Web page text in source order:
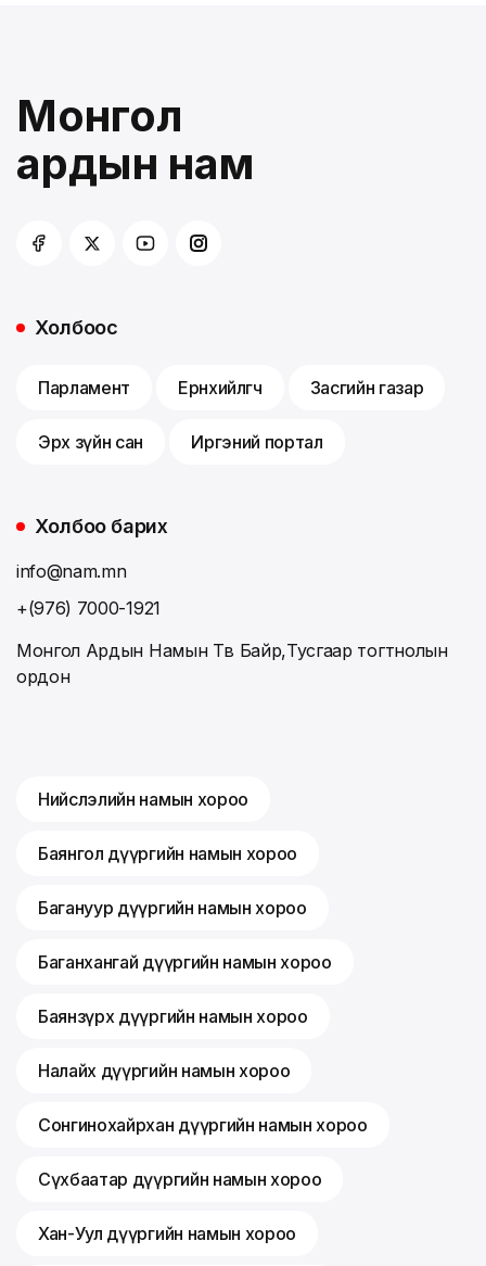
Монгол
ардын нам
Холбоос
Парламент Ерөнхийлөгч Засгийн газар
Эрх зүйн сан Иргэний портал
Холбоо барих
info@nam.mn
+(976) 7000-1921
Монгол Ардын Намын Төв Байр,Тусгаар тогтнолын
ордон
Нийслэлийн намын хороо
Баянгол дүүргийн намын хороо
Багануур дүүргийн намын хороо
Баганхангай дүүргийн намын хороо
Баянзүрх дүүргийн намын хороо
Налайх дүүргийн намын хороо
Сонгинохайрхан дүүргийн намын хороо
Сүхбаатар дүүргийн намын хороо
Хан-Уул дүүргийн намын хороо